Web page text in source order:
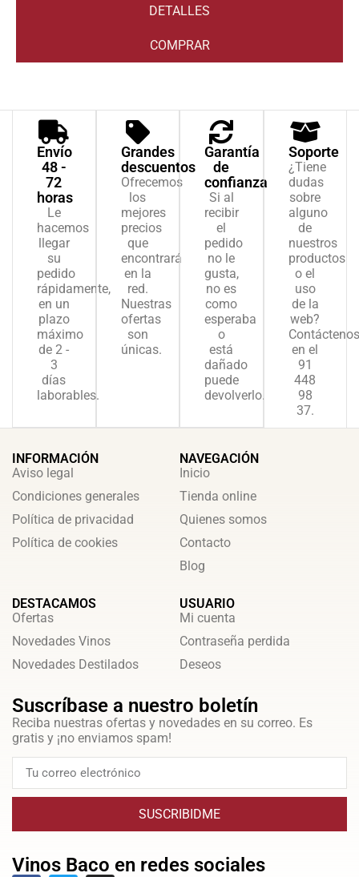
DETALLES
COMPRAR
Envío
48 -
72
horas
Le
hacemos
llegar
su
pedido
rápidamente,
en un
plazo
máximo
de 2 -
3
días
laborables.
Grandes
descuentos
Ofrecemos
los
mejores
precios
que
encontrará
en la
red.
Nuestras
ofertas
son
únicas.
Garantía
de
confianza
Si al
recibir
el
pedido
no le
gusta,
no es
como
esperaba
o
está
dañado
puede
devolverlo.
Soporte
¿Tiene
dudas
sobre
alguno
de
nuestros
productos
o el
uso
de la
web?
Contáctenos
en el
91
448
98
37.
INFORMACIÓN
Aviso legal
Condiciones generales
Política de privacidad
Política de cookies
NAVEGACIÓN
Inicio
Tienda online
Quienes somos
Contacto
Blog
DESTACAMOS
Ofertas
Novedades Vinos
Novedades Destilados
USUARIO
Mi cuenta
Contraseña perdida
Deseos
Suscríbase a nuestro boletín
Reciba nuestras ofertas y novedades en su correo. Es
gratis y ¡no enviamos spam!
SUSCRIBIDME
Vinos Baco en redes sociales